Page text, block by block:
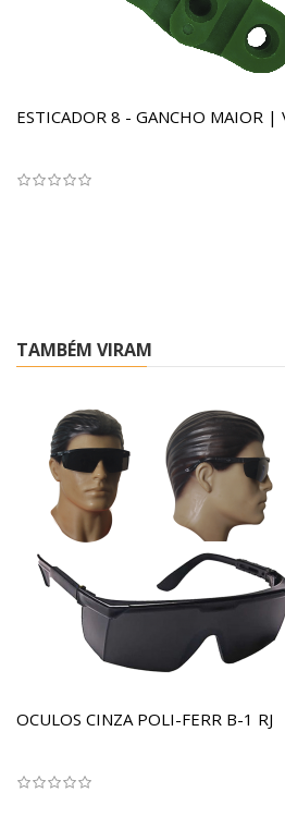
ESTICADOR 8 - GANCHO MAIOR |
TAMBÉM VIRAM
OCULOS CINZA POLI-FERR B-1 RJ